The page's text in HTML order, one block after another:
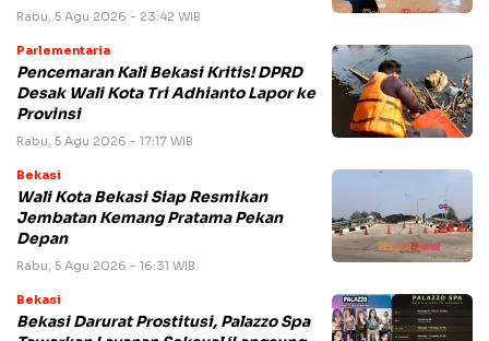
Rabu, 5 Agu 2026 - 23:42 WIB
Parlementaria
Pencemaran Kali Bekasi Kritis! DPRD
Desak Wali Kota Tri Adhianto Lapor ke
Provinsi
Rabu, 5 Agu 2026 - 17:17 WIB
Bekasi
Wali Kota Bekasi Siap Resmikan
Jembatan Kemang Pratama Pekan
Depan
Rabu, 5 Agu 2026 - 16:31 WIB
Bekasi
Bekasi Darurat Prostitusi, Palazzo Spa